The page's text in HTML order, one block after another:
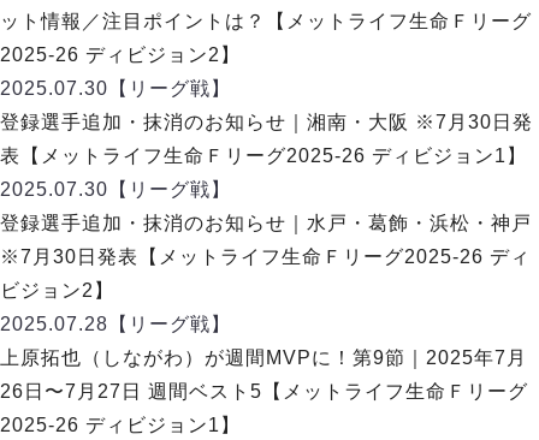
リガーレヴィア葛飾
Y．S．C．C．横浜
ヴィンセドール白山
アグレミーナ浜松
デウソン神戸
ポルセイド浜田
ミラクルスマイル新居浜
ット情報／注目ポイントは？【メットライフ生命Ｆリーグ
2025-26 ディビジョン2】
2025.07.30 【リーグ戦】
登録選手追加・抹消のお知らせ｜湘南・大阪 ※7月30日発
表【メットライフ生命Ｆリーグ2025-26 ディビジョン1】
2025.07.30 【リーグ戦】
登録選手追加・抹消のお知らせ｜水戸・葛飾・浜松・神戸
※7月30日発表【メットライフ生命Ｆリーグ2025-26 ディ
ビジョン2】
2025.07.28 【リーグ戦】
上原拓也（しながわ）が週間MVPに！第9節｜2025年7月
26日〜7月27日 週間ベスト5【メットライフ生命Ｆリーグ
2025-26 ディビジョン1】